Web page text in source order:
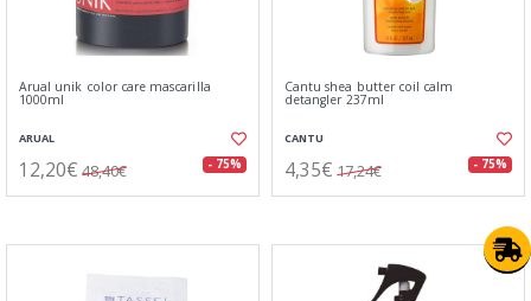
Arual unik color care mascarilla
1000ml
ARUAL
12,20€ 48,40€ - 75%
Cantu shea butter coil calm
detangler 237ml
CANTU
4,35€ 17,24€ - 75%